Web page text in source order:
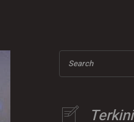
Search
Terkini